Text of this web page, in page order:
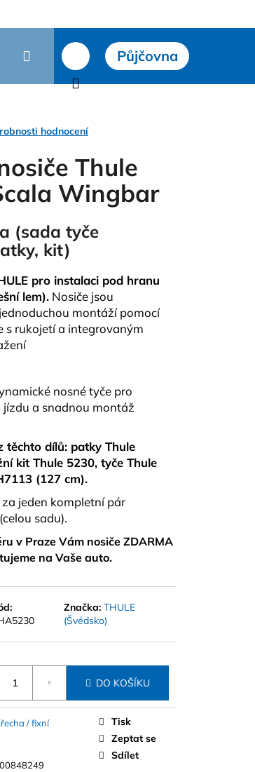
Přihlášení
Nákupní
košík
Půjčovna
hodnocení
Thule
Wingbar
(sada tyče
kit)
pro instalaci pod hranu
lem). Nosiče jsou
montáží pomocí
s rukojetí a integrovaným
nosné tyče pro
a snadnou montáž
těchto dílů: patky Thule
kit Thule 5230, tyče Thule
(127 cm).
jeden kompletní pár
sadu).
v Praze Vám nosiče ZDARMA
na Vaše auto.
Značka:THULE
(Švédsko)
DO KOŠÍKU
/ fixní
Tisk
Zeptat se
Sdílet
Následující
8.6